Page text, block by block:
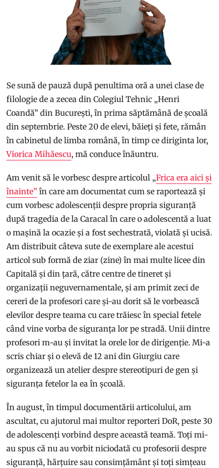
Se sună de pauză după penultima oră a unei clase de
filologie de a zecea din Colegiul Tehnic „Henri
Coandă” din București, în prima săptămână de școală
din septembrie. Peste 20 de elevi, băieți și fete, rămân
în cabinetul de limba română, în timp ce diriginta lor,
Viorica Mihăescu, mă conduce înăuntru.
Am venit să le vorbesc despre articolul „Frica era aici și
înainte” în care am documentat cum se raportează și
cum vorbesc adolescenții despre propria siguranță
după tragedia de la Caracal în care o adolescentă a luat
o mașină la ocazie și a fost sechestrată, violată și ucisă.
Am distribuit câteva sute de exemplare ale acestui
articol sub formă de ziar (zine) în mai multe licee din
Capitală și din țară, către centre de tineret și
organizații neguvernamentale, și am primit zeci de
cereri de la profesori care și-au dorit să le vorbească
elevilor despre teama cu care trăiesc în special fetele
când vine vorba de siguranța lor pe stradă. Unii dintre
profesori m-au și invitat la orele lor de dirigenție. Mi-a
scris chiar și o elevă de 12 ani din Giurgiu care
organizează un atelier despre stereotipuri de gen și
siguranța fetelor la ea în școală.
În august, în timpul documentării articolului, am
ascultat, cu ajutorul mai multor reporteri DoR, peste 30
de adolescenți vorbind despre această teamă. Toți mi-
au spus că nu au vorbit niciodată cu profesorii despre
siguranță, hărțuire sau consimțământ și toți simțeau